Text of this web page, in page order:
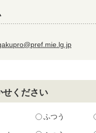
せください
ふつう